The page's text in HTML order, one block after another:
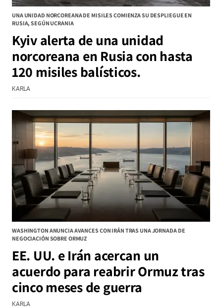
UNA UNIDAD NORCOREANA DE MISILES COMIENZA SU DESPLIEGUE EN
RUSIA, SEGÚN UCRANIA
Kyiv alerta de una unidad
norcoreana en Rusia con hasta
120 misiles balísticos.
KARLA
WASHINGTON ANUNCIA AVANCES CON IRÁN TRAS UNA JORNADA DE
NEGOCIACIÓN SOBRE ORMUZ
EE. UU. e Irán acercan un
acuerdo para reabrir Ormuz tras
cinco meses de guerra
KARLA